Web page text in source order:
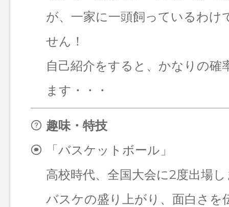
が、一家に一頭飼っているわけ
せん！
自己紹介をすると、かなりの確
ます・・・
趣味・特技
「バスケットボール」
高校時代、全国大会に2度出場
バスケの盛り上がり、面白さを